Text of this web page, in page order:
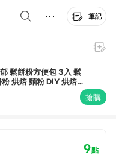
筆記
鬆餅粉方便包 3入 鬆
烘焙 麵粉 DIY 烘焙粉
搶購
9點